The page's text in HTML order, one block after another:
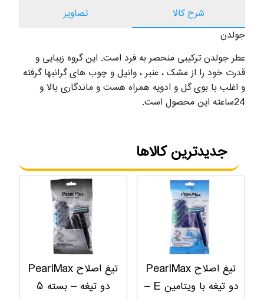
شرح کالا
تصاویر
جولدن
عطر جولدن ترکیبی منحصر به فرد است. این گروه زیبایی و
قدرت خود را از مشک ، عنبر ، وانیل و چوب های گرانبها گرفته
و اغلب با بوی گل و ادویه همراه هست و ماندگاری بالا و
24ساعته این محصول است.
جدیدترین کالاها
تیغ اصلاح PearlMax
دو تیغه با ویتامین E –
تیغ اصلاح PearlMax
دو تیغه – بسته ۵